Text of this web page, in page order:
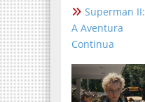
Superman II:
A Aventura
Continua